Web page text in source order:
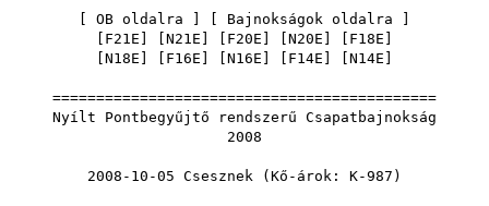
OB oldalra Bajnokságok oldalra
F21E N21E F20E N20E F18E
N18E F16E N16E F14E N14E
============================================
Nyílt Pontbegyűjtő rendszerű Csapatbajnokság
2008
2008-10-05 Csesznek (Kő-árok: K-987)